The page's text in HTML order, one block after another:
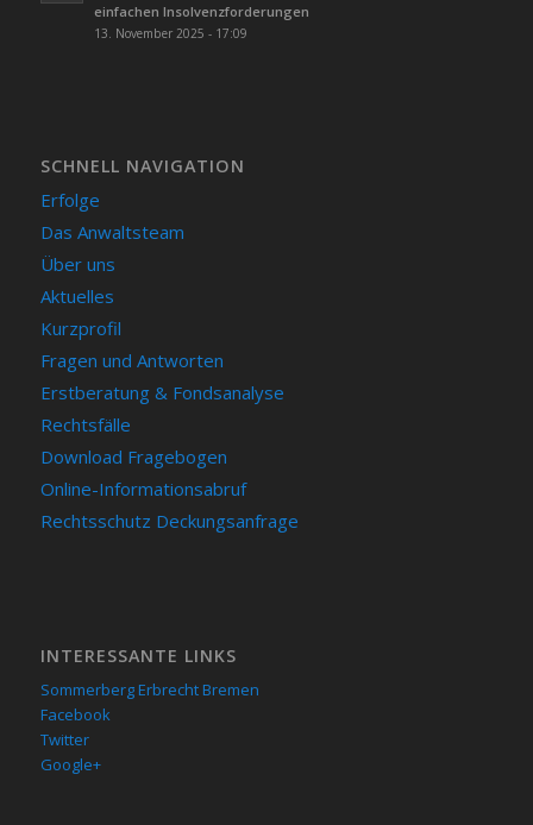
einfachen Insolvenzforderungen
13. November 2025 - 17:09
SCHNELL NAVIGATION
Erfolge
Das Anwaltsteam
Über uns
Aktuelles
Kurzprofil
Fragen und Antworten
Erstberatung & Fondsanalyse
Rechtsfälle
Download Fragebogen
Online-Informationsabruf
Rechtsschutz Deckungsanfrage
INTERESSANTE LINKS
Sommerberg Erbrecht Bremen
Facebook
Twitter
Google+